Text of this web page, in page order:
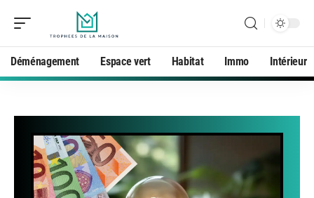
Déménagement Espace vert Habitat Immo Intérieur